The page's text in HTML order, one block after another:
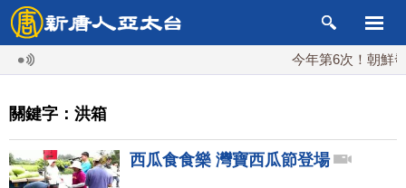
今年第6次！朝鮮發
關鍵字：洪箱
西瓜食食樂 灣寶西瓜節登場